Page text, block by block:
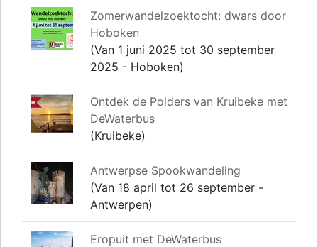
Zomerwandelzoektocht: dwars door
Hoboken
(Van 1 juni 2025 tot 30 september
2025 - Hoboken)
Ontdek de Polders van Kruibeke met
DeWaterbus
(Kruibeke)
Antwerpse Spookwandeling
(Van 18 april tot 26 september -
Antwerpen)
Eropuit met DeWaterbus